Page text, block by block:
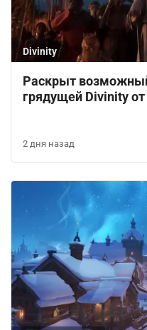
Divinity
Раскрыт
грядущей Divinity
2 дня назад